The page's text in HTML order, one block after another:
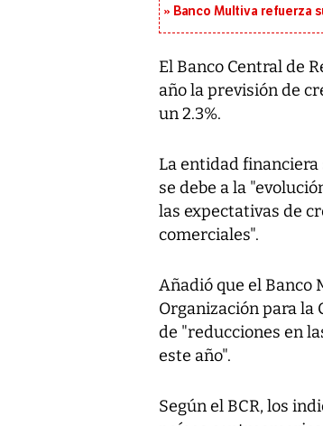
Banco Multiva refuerza
El Banco Central de
año la previsión de
un 2.3%.
La entidad financiera
se debe a la
las expectativas de
comerciales".
Añadió que el Banco
Organización para la
de "reducciones en
este año".
Según el BCR, los